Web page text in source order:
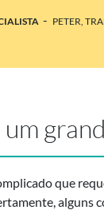
- PETER,
que
alguns